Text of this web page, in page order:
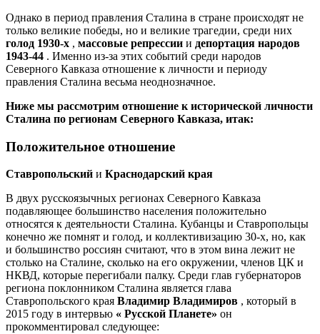
Однако в период правления Сталина в стране происходят не
только великие победы, но и великие трагедии, среди них
голод 1930-х , массовые репрессии и депортация народов
1943-44 . Именно из-за этих событий среди народов
Северного Кавказа отношение к личности и периоду
правления Сталина весьма неоднозначное.
Ниже мы рассмотрим отношение к исторической личности
Сталина по регионам Северного Кавказа, итак:
Положительное отношение
Ставропольский и Краснодарский края
В двух русскоязычных регионах Северного Кавказа
подавляющее большинство населения положительно
относятся к деятельности Сталина. Кубанцы и Ставропольцы
конечно же помнят и голод, и коллективизацию 30-х, но, как
и большинство россиян считают, что в этом вина лежит не
столько на Сталине, сколько на его окружении, членов ЦК и
НКВД, которые перегибали палку. Среди глав губернаторов
региона поклонником Сталина является глава
Ставропольского края Владимир Владимиров , который в
2015 году в интервью « Русской Планете» он
прокомментировал следующее: